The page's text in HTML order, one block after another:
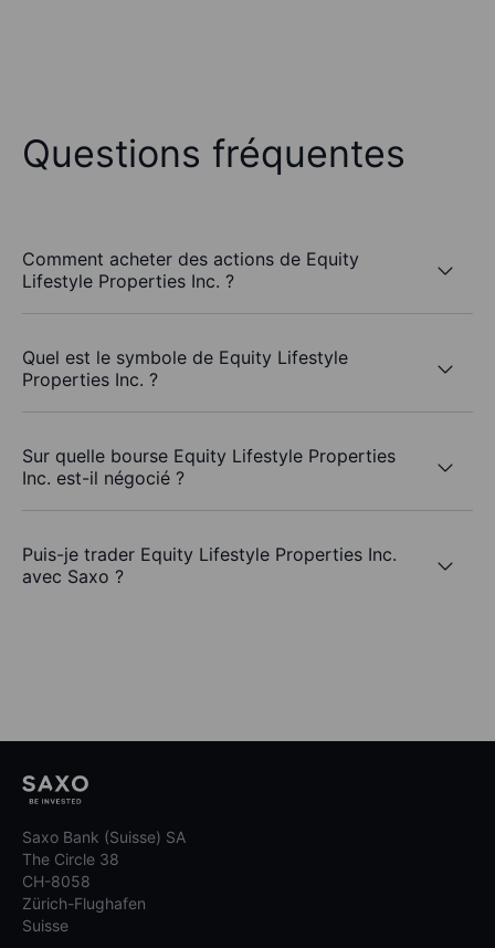
Questions fréquentes
Comment acheter des actions de Equity
Lifestyle Properties Inc. ?
Quel est le symbole de Equity Lifestyle
Properties Inc. ?
Sur quelle bourse Equity Lifestyle Properties
Inc. est-il négocié ?
Puis-je trader Equity Lifestyle Properties Inc.
avec Saxo ?
Saxo Bank (Suisse) SA
The Circle 38
CH-8058
Zürich-Flughafen
Suisse